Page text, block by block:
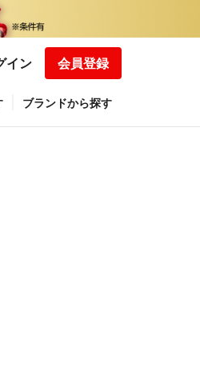
イン 会員登録
ブランドから探す